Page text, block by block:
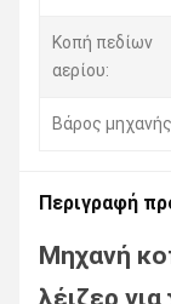
Κοπή πεδίων
αερίου:
Βάρος
Περιγραφή
Μηχανή
λέιζερ